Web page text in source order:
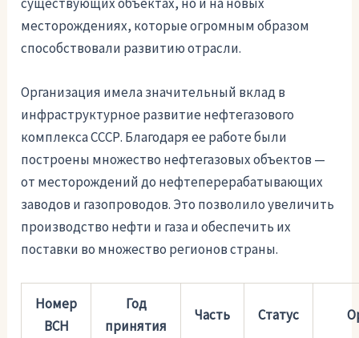
месторождениях, которые огромным образом
способствовали развитию отрасли.
Организация имела значительный вклад в
инфраструктурное развитие нефтегазового
комплекса СССР. Благодаря ее работе были
построены множество нефтегазовых объектов —
от месторождений до нефтеперерабатывающих
заводов и газопроводов. Это позволило увеличить
производство нефти и газа и обеспечить их
поставки во множество регионов страны.
Номер
ВСН
Год
принятия
Часть Статус